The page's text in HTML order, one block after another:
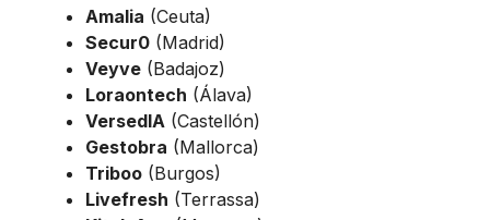
Amalia (Ceuta)
Secur0 (Madrid)
Veyve (Badajoz)
Loraontech (Álava)
VersedIA (Castellón)
Gestobra (Mallorca)
Triboo (Burgos)
Livefresh (Terrassa)